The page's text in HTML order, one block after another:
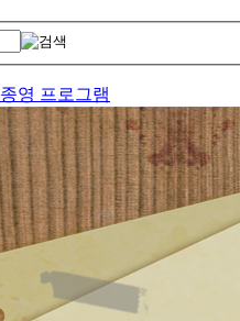
종영 프로그램